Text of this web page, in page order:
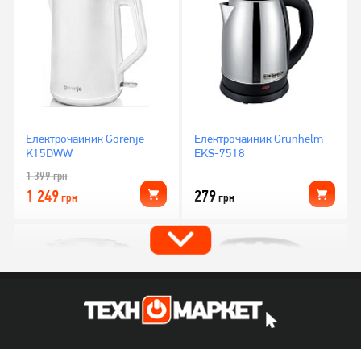
Електрочайник Gorenje
K15DWW
1 399грн
1 249грн
Електрочайник Grunhelm
EKS-7518
279грн